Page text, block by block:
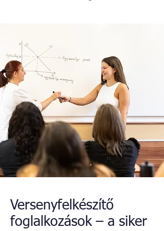
Versenyfelkészítő
foglalkozások – a siker